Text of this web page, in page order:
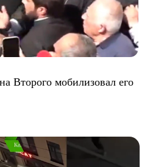
Второго мобилизовал его